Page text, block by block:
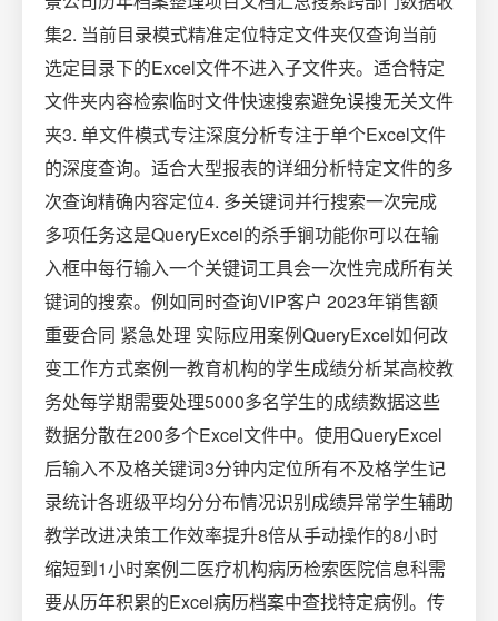
集2. 当前目录模式精准定位特定文件夹仅查询当前
选定目录下的Excel文件不进入子文件夹。适合特定
文件夹内容检索临时文件快速搜索避免误搜无关文件
夹3. 单文件模式专注深度分析专注于单个Excel文件
的深度查询。适合大型报表的详细分析特定文件的多
次查询精确内容定位4. 多关键词并行搜索一次完成
多项任务这是QueryExcel的杀手锏功能你可以在输
入框中每行输入一个关键词工具会一次性完成所有关
键词的搜索。例如同时查询VIP客户 2023年销售额
重要合同 紧急处理 实际应用案例QueryExcel如何改
变工作方式案例一教育机构的学生成绩分析某高校教
务处每学期需要处理5000多名学生的成绩数据这些
数据分散在200多个Excel文件中。使用QueryExcel
后输入不及格关键词3分钟内定位所有不及格学生记
录统计各班级平均分分布情况识别成绩异常学生辅助
教学改进决策工作效率提升8倍从手动操作的8小时
缩短到1小时案例二医疗机构病历检索医院信息科需
要从历年积累的Excel病历档案中查找特定病例。传